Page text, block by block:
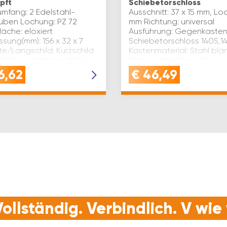
2 Edelstahl-
Lochung: PZ 72
eloxiert
156 x 32 x 7
Langschild: Kurzschild
Aluminium
eck…
Schiebetorschloss
Ausschnitt: 37 x 15 mm,
mm Richtung: universal
Ausführung:
Schiebetorschloss
Kastenmaterial: Stahl
Kastenbreite(mm): 78
Kast…
€ 46,49
Verbindlich. V